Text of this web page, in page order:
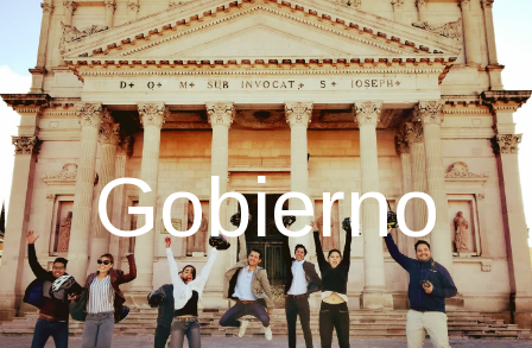
Gobierno